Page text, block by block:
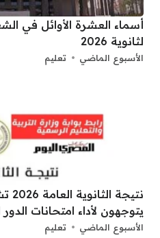
أسماء العشرة الأوائل في
لثانوية 2026
الأسبوع الماضي تعليم
يتوجهون لأداء امتحانات الدور
الأسبوع الماضي تعليم